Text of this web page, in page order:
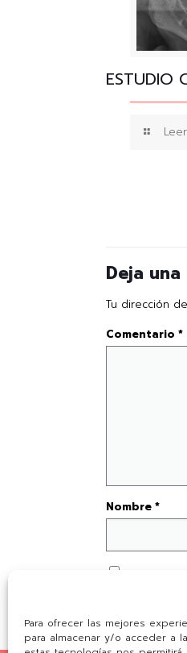
Para ofrecer las mejores
para almacenar y/o acceder a
ESTUDIO
Deja
Tu dirección
Comentario*
Nombre*
Guarda mi